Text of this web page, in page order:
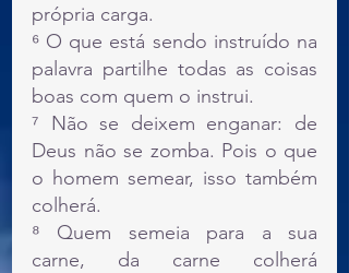
própria carga.
⁶ O que está sendo instruído na
palavra partilhe todas as coisas
boas com quem o instrui.
⁷ Não se deixem enganar: de
Deus não se zomba. Pois o que
o homem semear, isso também
colherá.
⁸ Quem semeia para a sua
carne, da carne colherá